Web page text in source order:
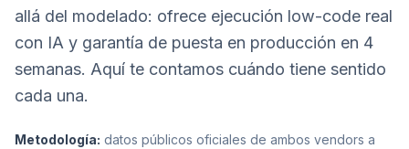
allá del modelado: ofrece ejecución low-code real
con IA y garantía de puesta en producción en 4
semanas. Aquí te contamos cuándo tiene sentido
cada una.
Metodología: datos públicos oficiales de ambos vendors a